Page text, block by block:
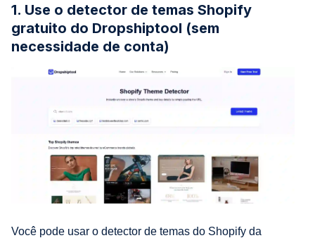
1. Use o detector de temas Shopify
gratuito do Dropshiptool (sem
necessidade de conta)
Você pode usar o detector de temas do Shopify da